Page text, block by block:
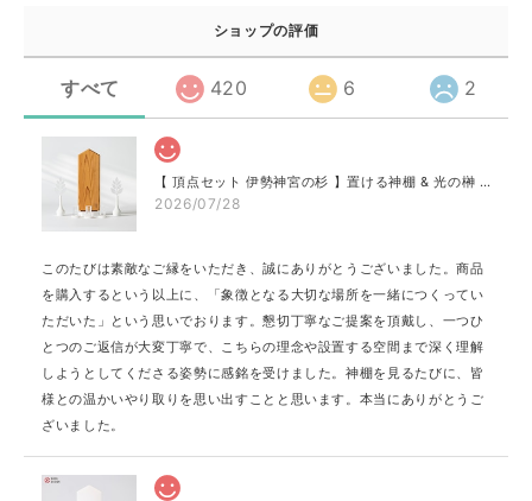
ショップの評価
すべて 420 6 2
【 頂点セット 伊勢神宮の杉 】置ける神棚 & 光の榊 & 光のお供え プレミア［神具 地平 付き］
2026/07/28
このたびは素敵なご縁をいただき、誠にありがとうございました。商品
を購入するという以上に、「象徴となる大切な場所を一緒につくってい
ただいた」という思いでおります。懇切丁寧なご提案を頂戴し、一つひ
とつのご返信が大変丁寧で、こちらの理念や設置する空間まで深く理解
しようとしてくださる姿勢に感銘を受けました。神棚を見るたびに、皆
様との温かいやり取りを思い出すことと思います。本当にありがとうご
ざいました。